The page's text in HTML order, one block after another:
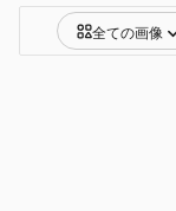
全ての画像